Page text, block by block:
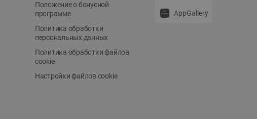
Положение о бонусной
программе
Политика обработки
персональных данных
Политика обработки файлов
cookie
Настройки файлов cookie
AppGallery